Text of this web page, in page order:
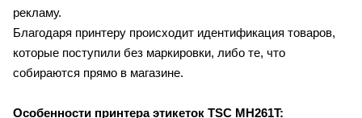
рекламу.
Благодаря принтеру происходит идентификация товаров,
которые поступили без маркировки, либо те, что
собираются прямо в магазине.
Особенности принтера этикеток TSC MH261T: